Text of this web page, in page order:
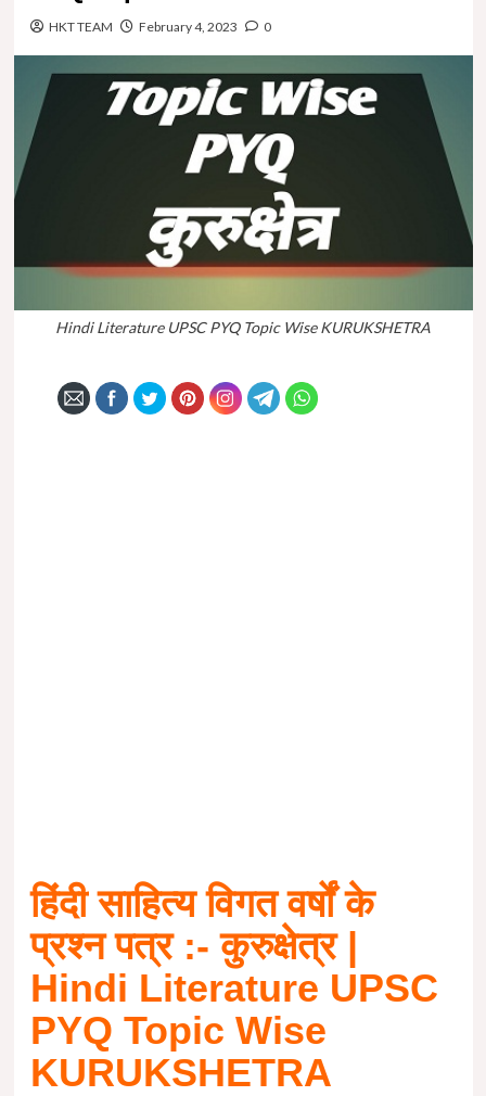
HKT TEAM February 4, 2023 0
Hindi Literature UPSC PYQ Topic Wise KURUKSHETRA
हिंदी साहित्यविगत वर्षों के
प्रश्न पत्र :- कुरुक्षेत्र |
Hindi Literature UPSC
PYQ Topic Wise
KURUKSHETRA